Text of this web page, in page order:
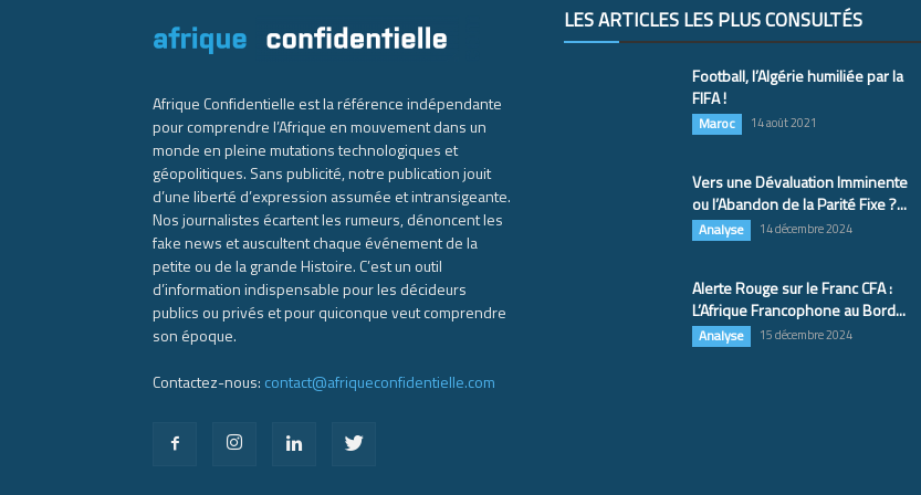
Afrique Confidentielle est la référence indépendante
pour comprendre l’Afrique en mouvement dans un
monde en pleine mutations technologiques et
géopolitiques. Sans publicité, notre publication jouit
d’une liberté d’expression assumée et intransigeante.
Nos journalistes écartent les rumeurs, dénoncent les
fake news et auscultent chaque événement de la
petite ou de la grande Histoire. C’est un outil
d’information indispensable pour les décideurs
publics ou privés et pour quiconque veut comprendre
son époque.
Contactez-nous: contact@afriqueconfidentielle.com
LES ARTICLES LES PLUS CONSULTÉS
Football, l’Algérie humiliée par la
FIFA !
Maroc 14 août 2021
Vers une Dévaluation Imminente
ou l’Abandon de la Parité Fixe ?...
Analyse 14 décembre 2024
Alerte Rouge sur le Franc CFA :
L’Afrique Francophone au Bord...
Analyse 15 décembre 2024